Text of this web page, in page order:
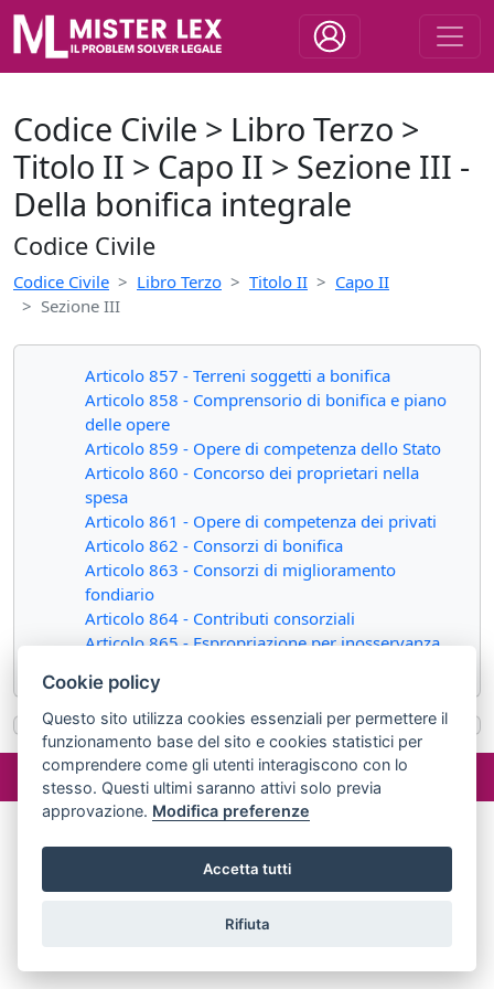
Codice Civile > Libro Terzo >
Titolo II > Capo II > Sezione III -
Della bonifica integrale
Codice Civile
Codice Civile Libro Terzo Titolo II
Capo II
Sezione III
Articolo 857 - Terreni soggetti a bonifica
Articolo 858 - Comprensorio di bonifica e piano
delle opere
Articolo 859 - Opere di competenza dello Stato
Articolo 860 - Concorso dei proprietari nella
spesa
Articolo 861 - Opere di competenza dei privati
Articolo 862 - Consorzi di bonifica
Articolo 863 - Consorzi di miglioramento
fondiario
Articolo 864 - Contributi consorziali
Articolo 865 - Espropriazione per inosservanza
©2024 misterlex.it -redazione@misterlex.it -Privacy
02029690472
Cookie policy
Questo sito utilizza cookies essenziali per permettere il
funzionamento base del sito e cookies statistici per
comprendere come gli utenti interagiscono con lo
stesso. Questi ultimi saranno attivi solo previa
approvazione. Modifica preferenze
Accetta tutti
Rifiuta